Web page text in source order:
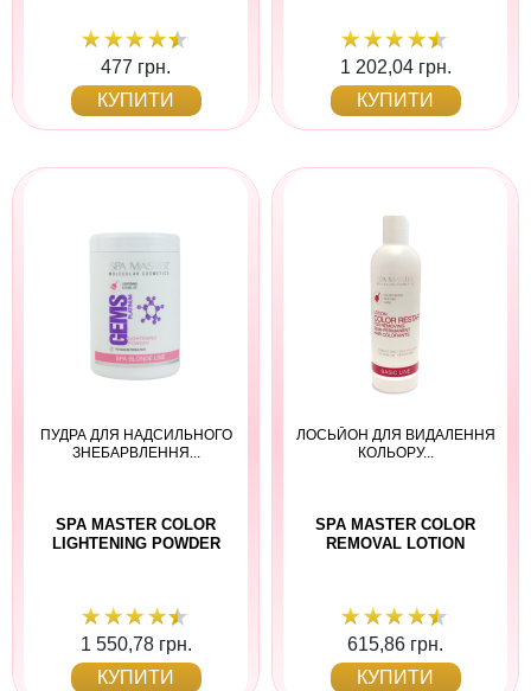
477 грн.
КУПИТИ
1 202,04 грн.
КУПИТИ
ПУДРА ДЛЯ НАДСИЛЬНОГО
ЗНЕБАРВЛЕННЯ...
SPA MASTER COLOR
LIGHTENING POWDER
1 550,78 грн.
КУПИТИ
ЛОСЬЙОН ДЛЯ ВИДАЛЕННЯ
КОЛЬОРУ...
SPA MASTER COLOR
REMOVAL LOTION
615,86 грн.
КУПИТИ